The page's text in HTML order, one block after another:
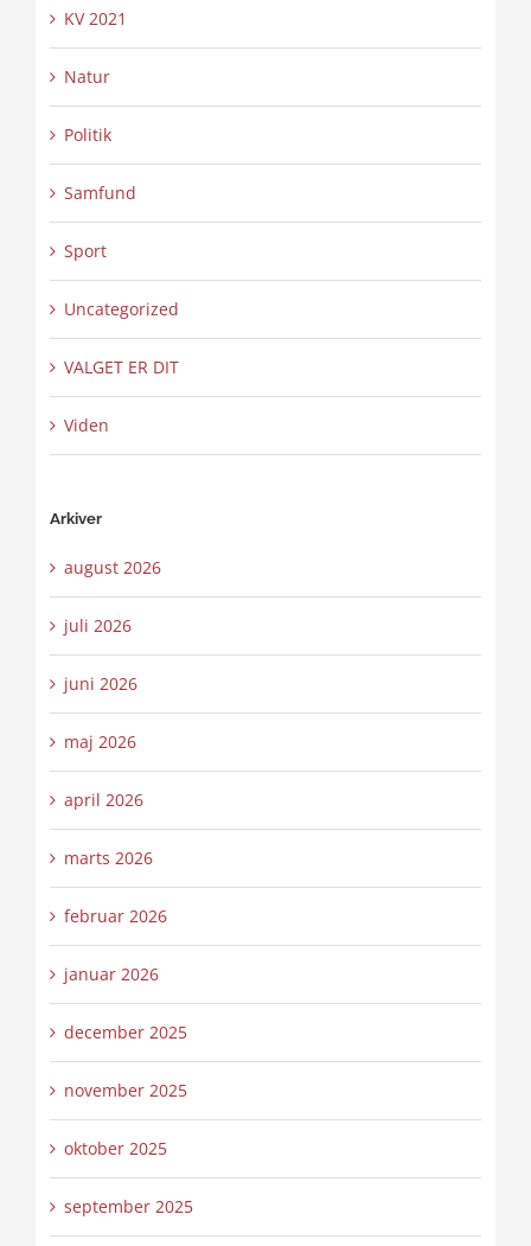
KV 2021
Natur
Politik
Samfund
Sport
Uncategorized
VALGET ER DIT
Viden
Arkiver
august 2026
juli 2026
juni 2026
maj 2026
april 2026
marts 2026
februar 2026
januar 2026
december 2025
november 2025
oktober 2025
september 2025